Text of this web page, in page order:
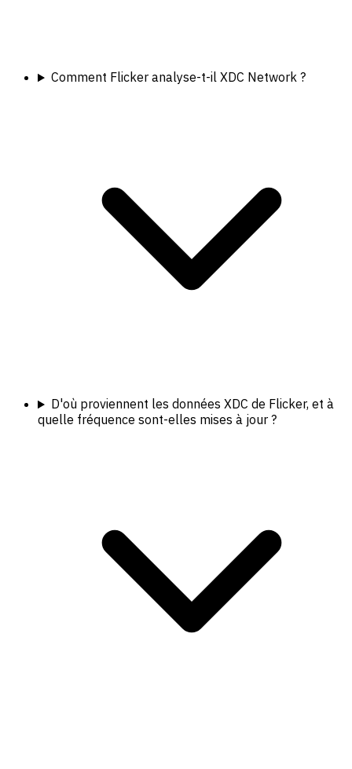
Comment Flicker analyse-t-il XDC Network ?
D'où proviennent les données XDC de Flicker, et à
quelle fréquence sont-elles mises à jour ?